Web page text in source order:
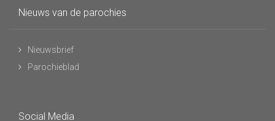
Nieuws van de parochies
Nieuwsbrief
Parochieblad
Social Media